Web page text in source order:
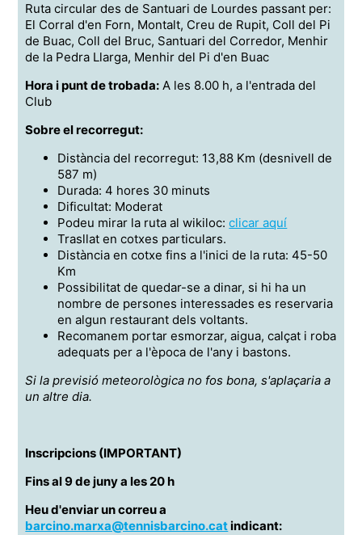
Ruta circular des de Santuari de Lourdes passant per:
El Corral d'en Forn, Montalt, Creu de Rupit, Coll del Pi
de Buac, Coll del Bruc, Santuari del Corredor, Menhir
de la Pedra Llarga, Menhir del Pi d'en Buac
Hora i punt de trobada: A les 8.00 h, a l'entrada del
Club
Sobre el recorregut:
Distància del recorregut: 13,88 Km (desnivell de
587 m)
Durada: 4 hores 30 minuts
Dificultat: Moderat
Podeu mirar la ruta al wikiloc:clicar aquí
Trasllat en cotxes particulars.
Distància en cotxe fins a l'inici de la ruta: 45-50
Km
Possibilitat de quedar-se a dinar, si hi ha un
nombre de persones interessades es reservaria
en algun restaurant dels voltants.
Recomanem portar esmorzar, aigua, calçat i roba
adequats per a l'època de l'any i bastons.
Si la previsió meteorològica no fos bona, s'aplaçaria a
un altre dia.
Inscripcions (IMPORTANT)
Fins al 9 de juny a les 20 h
Heu d'enviar un correu a
barcino.marxa@tennisbarcino.catindicant: